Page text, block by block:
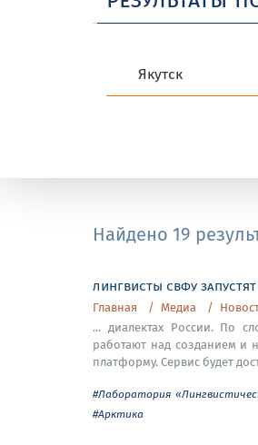
Найдено 19
лингвисты свфу
Главная Медиа
... диалектах России. По
работают над созданием и
платформу. Сервис будет
#Лаборатория
#Арктика